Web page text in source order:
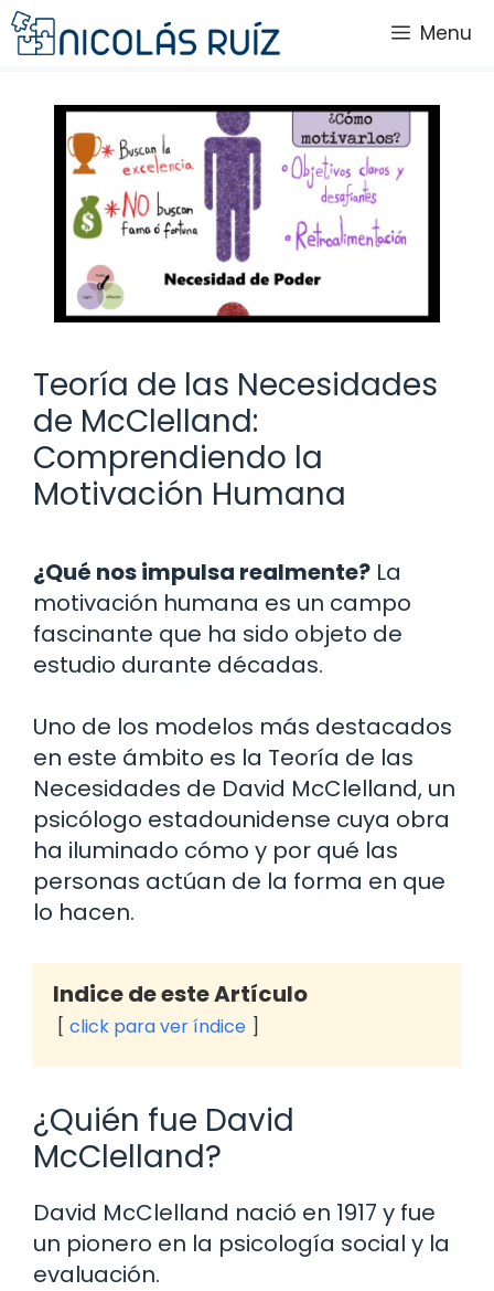
Saltar
al
Menu
Teoría de las Necesidades
de McClelland:
Comprendiendo la
Motivación Humana
¿Qué nos impulsa realmente? La
motivación humana es un campo
fascinante que ha sido objeto de
estudio durante décadas.
Uno de los modelos más destacados
en este ámbito es la Teoría de las
Necesidades de David McClelland, un
psicólogo estadounidense cuya obra
ha iluminado cómo y por qué las
personas actúan de la forma en que
lo hacen.
Indice de este Artículo
click para ver índice
¿Quién fue David
McClelland?
David McClelland nació en 1917 y fue
un pionero en la psicología social y la
evaluación.